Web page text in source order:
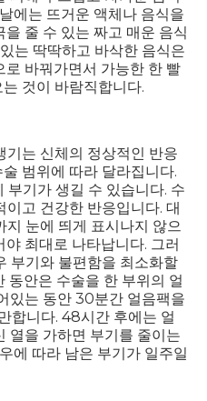
에는 뜨거운 액체나 음식을
줄 수 있는 짜고 매운 음식
는 딱딱하고 바삭한 음식은
로 바꿔가면서 가능한 한 빨
것이 바람직합니다.
기는 신체의 정상적인 반응
범위에 따라 달라집니다.
부기가 생길 수 있습니다. 수
고 건강한 반응입니다. 대
지 눈에 띄게 표시나지 않으
최대로 나타납니다. 그러
부기와 불편함을 최소화할
안은 수술을 한 부위의 얼
있는 동안 30분간 얼음팩을
합니다. 48시간 후에는 얼
열을 가하면 부기를 줄이는
에 따라 남은 부기가 일주일